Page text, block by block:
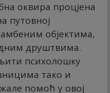
оквира процјена
путовној
објектима,
друштвима.
психолошку
тако и
помоћ у овој